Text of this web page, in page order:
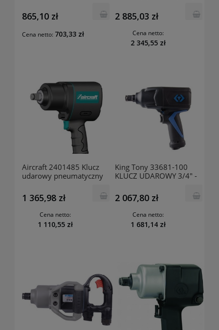
865,10 zł
Cena netto: 703,33 zł
2 885,03 zł
Cena netto:
2 345,55 zł
Aircraft 2401485 Klucz
udarowy pneumatyczny
1 365,98 zł
Cena netto:
1 110,55 zł
King Tony 33681-100
KLUCZ UDAROWY 3/4" -
2 067,80 zł
Cena netto:
1 681,14 zł